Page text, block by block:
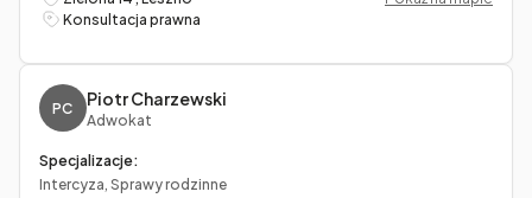
Konsultacja prawna
PC Piotr Charzewski
Adwokat
Specjalizacje:
Intercyza, Sprawy rodzinne